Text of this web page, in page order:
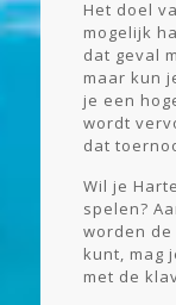
Het doel
mogelijk
dat geval
maar kun
je een
wordt
dat
Wil je
spelen?
worden
kunt, mag
met de